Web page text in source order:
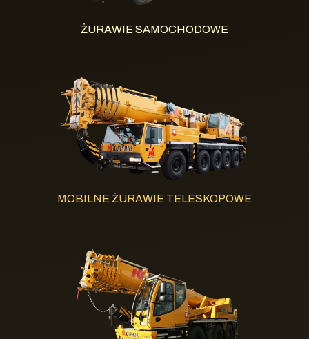
ŻURAWIE SAMOCHODOWE
MOBILNE ŻURAWIE TELESKOPOWE